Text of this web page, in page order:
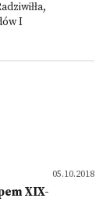
I
05.10.2018
XIX-